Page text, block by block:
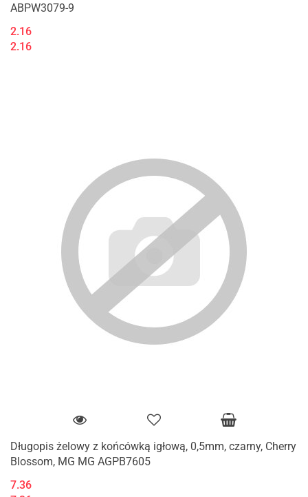
ABPW3079-9
2.16
2.16
Długopis żelowy z końcówką igłową, 0,5mm, czarny, Cherry
Blossom, MG MG AGPB7605
7.36